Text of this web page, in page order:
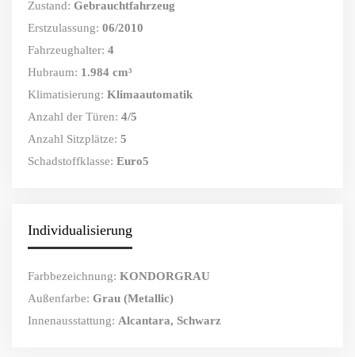
Zustand: Gebrauchtfahrzeug
Erstzulassung: 06/2010
Fahrzeughalter: 4
Hubraum: 1.984 cm³
Klimatisierung: Klimaautomatik
Anzahl der Türen: 4/5
Anzahl Sitzplätze: 5
Schadstoffklasse: Euro5
Individualisierung
Farbbezeichnung: KONDORGRAU
Außenfarbe: Grau (Metallic)
Innenausstattung: Alcantara, Schwarz